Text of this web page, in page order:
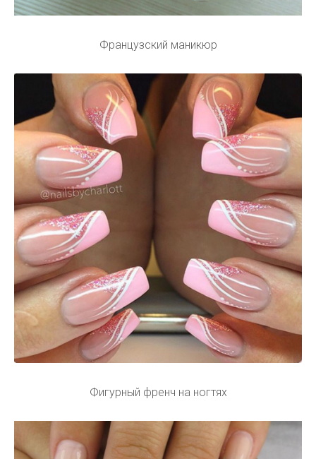
Французский маникюр
Фигурный френч на ногтях